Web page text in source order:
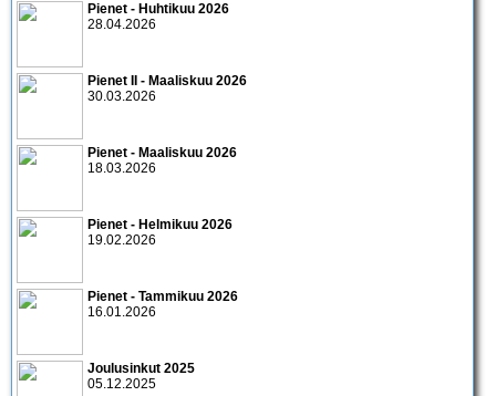
Pienet - Huhtikuu 2026
28.04.2026
Pienet II - Maaliskuu 2026
30.03.2026
Pienet - Maaliskuu 2026
18.03.2026
Pienet - Helmikuu 2026
19.02.2026
Pienet - Tammikuu 2026
16.01.2026
Joulusinkut 2025
05.12.2025